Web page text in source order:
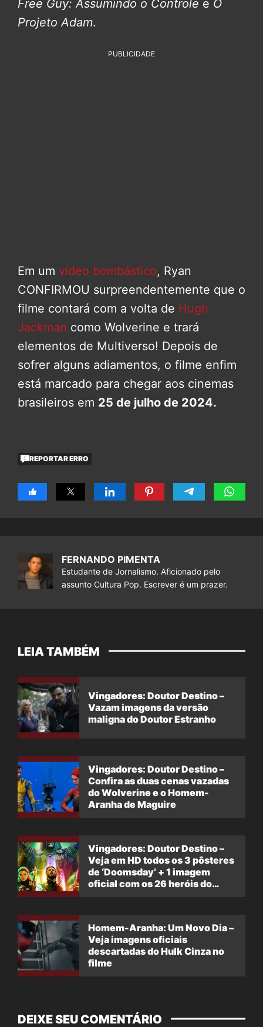
Free Guy: Assumindo o Controle e O
Projeto Adam.
PUBLICIDADE
Em um vídeo bombástico, Ryan
CONFIRMOU surpreendentemente que o
filme contará com a volta de Hugh
Jackman como Wolverine e trará
elementos de Multiverso! Depois de
sofrer alguns adiamentos, o filme enfim
está marcado para chegar aos cinemas
brasileiros em 25 de julho de 2024.
REPORTAR ERRO
FERNANDO PIMENTA
Estudante de Jornalismo. Aficionado pelo
assunto Cultura Pop. Escrever é um prazer.
LEIA TAMBÉM
Vingadores: Doutor Destino –
Vazam imagens da versão
maligna do Doutor Estranho
Vingadores: Doutor Destino –
Confira as duas cenas vazadas
do Wolverine e o Homem-
Aranha de Maguire
Vingadores: Doutor Destino –
Veja em HD todos os 3 pôsteres
de ‘Doomsday’ + 1 imagem
oficial com os 26 heróis do
Homem-Aranha: Um Novo Dia –
Veja imagens oficiais
descartadas do Hulk Cinza no
filme
DEIXE SEU COMENTÁRIO